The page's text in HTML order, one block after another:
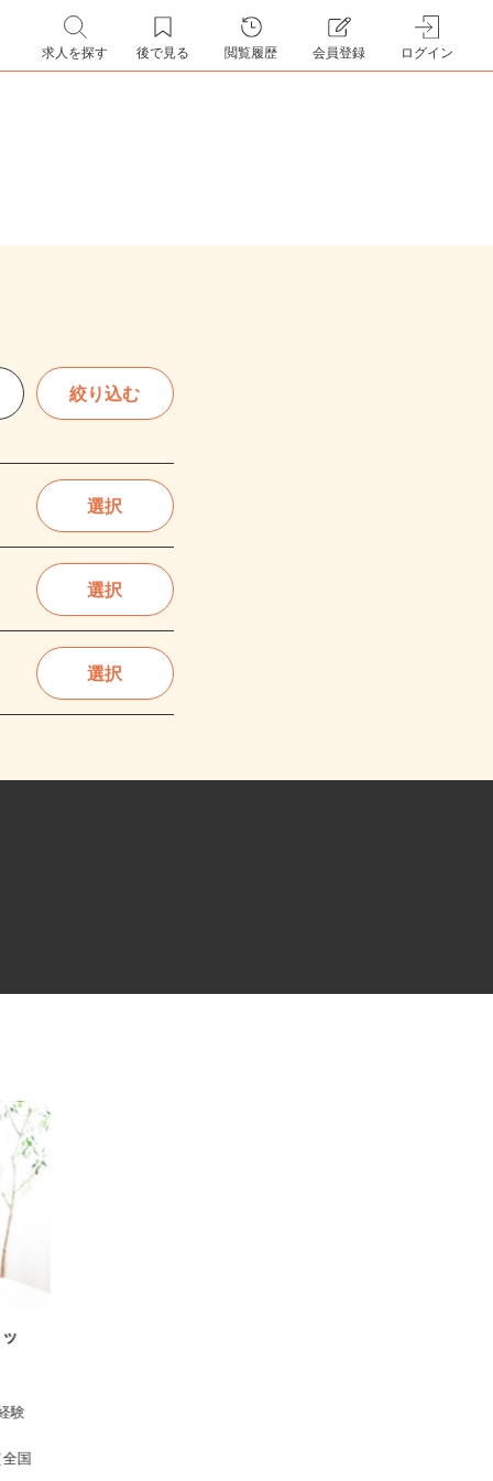
求人を探す 後で見る 閲覧履歴 会員登録 ログイン
絞り込む
選択
選択
選択